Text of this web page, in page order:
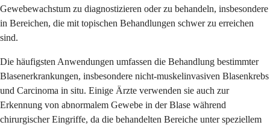
Gewebewachstum zu diagnostizieren oder zu behandeln, insbesondere
in Bereichen, die mit topischen Behandlungen schwer zu erreichen
sind.
Die häufigsten Anwendungen umfassen die Behandlung bestimmter
Blasenerkrankungen, insbesondere nicht-muskelinvasiven Blasenkrebs
und Carcinoma in situ. Einige Ärzte verwenden sie auch zur
Erkennung von abnormalem Gewebe in der Blase während
chirurgischer Eingriffe, da die behandelten Bereiche unter speziellem